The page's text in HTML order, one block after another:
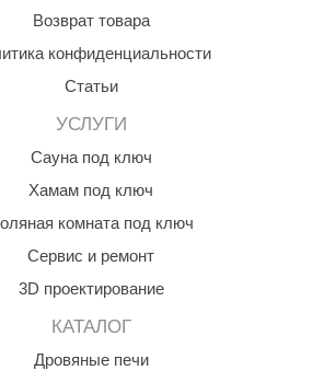
Возврат товара
конфиденциальности
Статьи
УСЛУГИ
Сауна под ключ
Хамам под ключ
комната под ключ
Сервис и ремонт
3D проектирование
КАТАЛОГ
Дровяные печи